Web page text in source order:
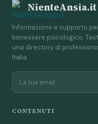
NienteAnsia.it
Informazione e supporto
benessere psicologico.
una directory di
Italia.
CONTENUTI